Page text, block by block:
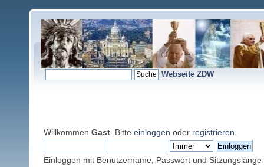
Webseite ZDW
Willkommen Gast . Bitte einloggen oder registrieren
Einloggen mit Benutzername, Passwort und Sitzungslänge